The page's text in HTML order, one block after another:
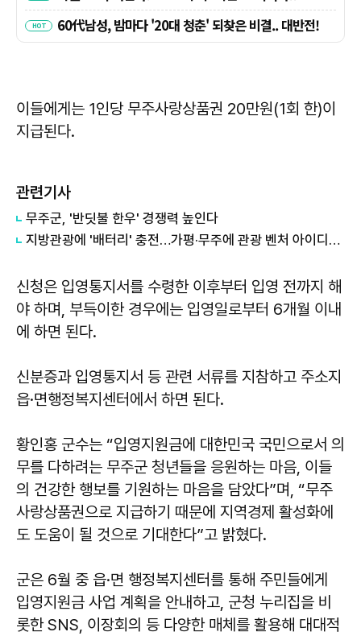
이들에게는 1인당 무주사랑상품권 20만원(1회 한)이
지급된다.
관련기사
무주군, '반딧불 한우' 경쟁력 높인다
지방관광에 '배터리' 충전…가평·무주에 관광 벤처 아이디어 심는다
신청은 입영통지서를 수령한 이후부터 입영 전까지 해
야 하며, 부득이한 경우에는 입영일로부터 6개월 이내
에 하면 된다.
신분증과 입영통지서 등 관련 서류를 지참하고 주소지
읍·면행정복지센터에서 하면 된다.
황인홍 군수는 “입영지원금에 대한민국 국민으로서 의
무를 다하려는 무주군 청년들을 응원하는 마음, 이들
의 건강한 행보를 기원하는 마음을 담았다”며, “무주
사랑상품권으로 지급하기 때문에 지역경제 활성화에
도 도움이 될 것으로 기대한다”고 밝혔다.
군은 6월 중 읍·면 행정복지센터를 통해 주민들에게
입영지원금 사업 계획을 안내하고, 군청 누리집을 비
롯한 SNS, 이장회의 등 다양한 매체를 활용해 대대적